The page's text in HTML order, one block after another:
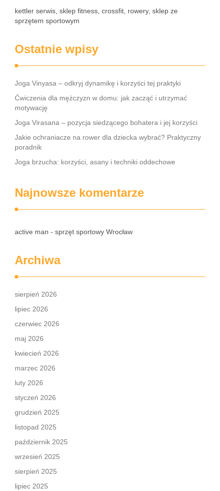
kettler serwis, sklep fitness, crossfit, rowery, sklep ze
sprzętem sportowym
Ostatnie wpisy
Joga Vinyasa – odkryj dynamikę i korzyści tej praktyki
Ćwiczenia dla mężczyzn w domu: jak zacząć i utrzymać
motywację
Joga Virasana – pozycja siedzącego bohatera i jej korzyści
Jakie ochraniacze na rower dla dziecka wybrać? Praktyczny
poradnik
Joga brzucha: korzyści, asany i techniki oddechowe
Najnowsze komentarze
active man - sprzęt sportowy Wrocław
Archiwa
sierpień 2026
lipiec 2026
czerwiec 2026
maj 2026
kwiecień 2026
marzec 2026
luty 2026
styczeń 2026
grudzień 2025
listopad 2025
październik 2025
wrzesień 2025
sierpień 2025
lipiec 2025